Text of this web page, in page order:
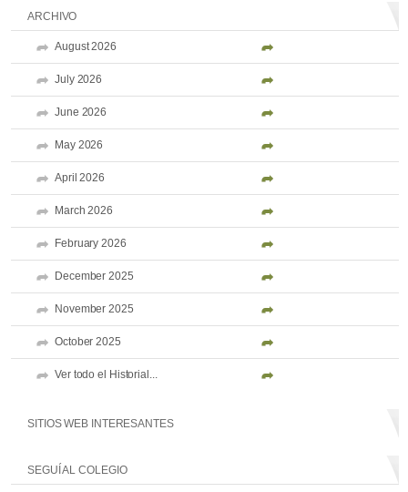
ARCHIVO
August 2026
July 2026
June 2026
May 2026
April 2026
March 2026
February 2026
December 2025
November 2025
October 2025
Ver todo el Historial...
SITIOS WEB INTERESANTES
SEGUÍ AL COLEGIO